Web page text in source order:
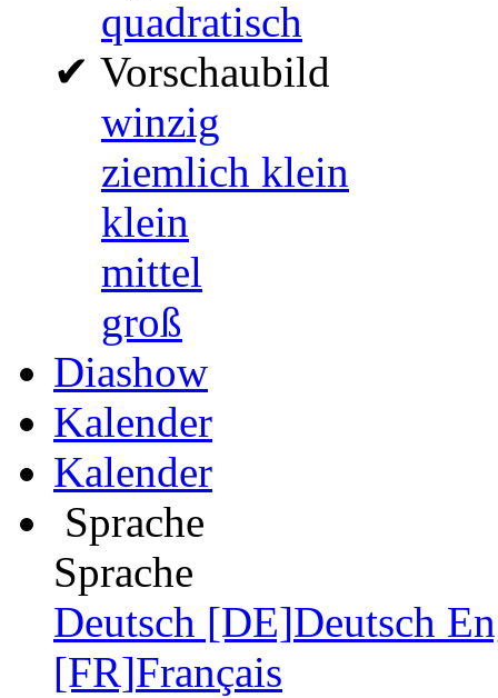
quadratisch
✔ Vorschaubild
winzig
ziemlich klein
klein
mittel
groß
Diashow
Kalender
Kalender
Sprache
Sprache
Deutsch [DE]Deutsch
[FR]Français